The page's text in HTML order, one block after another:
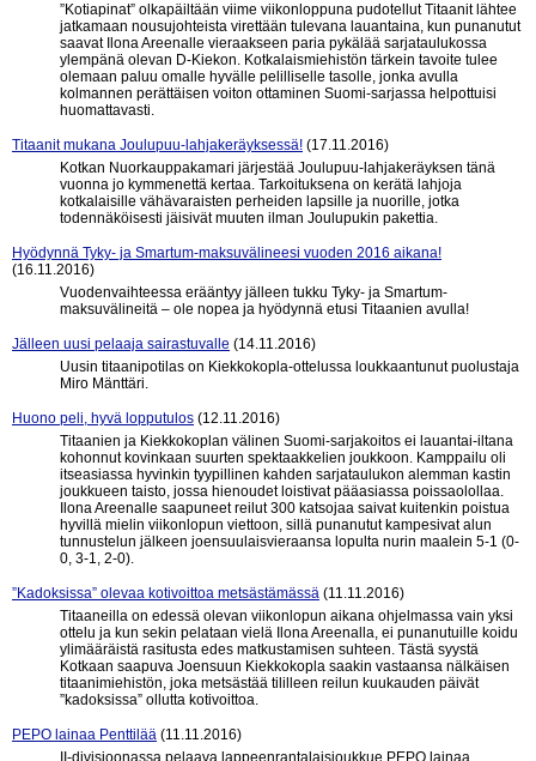
”Kotiapinat” olkapäiltään viime viikonloppuna pudotellut Titaanit lähtee
jatkamaan nousujohteista virettään tulevana lauantaina, kun punanutut
saavat Ilona Areenalle vieraakseen paria pykälää sarjataulukossa
ylempänä olevan D-Kiekon. Kotkalaismiehistön tärkein tavoite tulee
olemaan paluu omalle hyvälle pelilliselle tasolle, jonka avulla
kolmannen perättäisen voiton ottaminen Suomi-sarjassa helpottuisi
huomattavasti.
Titaanit mukana Joulupuu-lahjakeräyksessä! (17.11.2016)
Kotkan Nuorkauppakamari järjestää Joulupuu-lahjakeräyksen tänä
vuonna jo kymmenettä kertaa. Tarkoituksena on kerätä lahjoja
kotkalaisille vähävaraisten perheiden lapsille ja nuorille, jotka
todennäköisesti jäisivät muuten ilman Joulupukin pakettia.
Hyödynnä Tyky- ja Smartum-maksuvälineesi vuoden 2016 aikana!
(16.11.2016)
Vuodenvaihteessa erääntyy jälleen tukku Tyky- ja Smartum-
maksuvälineitä – ole nopea ja hyödynnä etusi Titaanien avulla!
Jälleen uusi pelaaja sairastuvalle (14.11.2016)
Uusin titaanipotilas on Kiekkokopla-ottelussa loukkaantunut puolustaja
Miro Mänttäri.
Huono peli, hyvä lopputulos (12.11.2016)
Titaanien ja Kiekkokoplan välinen Suomi-sarjakoitos ei lauantai-iltana
kohonnut kovinkaan suurten spektaakkelien joukkoon. Kamppailu oli
itseasiassa hyvinkin tyypillinen kahden sarjataulukon alemman kastin
joukkueen taisto, jossa hienoudet loistivat pääasiassa poissaolollaa.
Ilona Areenalle saapuneet reilut 300 katsojaa saivat kuitenkin poistua
hyvillä mielin viikonlopun viettoon, sillä punanutut kampesivat alun
tunnustelun jälkeen joensuulaisvieraansa lopulta nurin maalein 5-1 (0-
0, 3-1, 2-0).
”Kadoksissa” olevaa kotivoittoa metsästämässä (11.11.2016)
Titaaneilla on edessä olevan viikonlopun aikana ohjelmassa vain yksi
ottelu ja kun sekin pelataan vielä Ilona Areenalla, ei punanutuille koidu
ylimääräistä rasitusta edes matkustamisen suhteen. Tästä syystä
Kotkaan saapuva Joensuun Kiekkokopla saakin vastaansa nälkäisen
titaanimiehistön, joka metsästää tililleen reilun kuukauden päivät
”kadoksissa” ollutta kotivoittoa.
PEPO lainaa Penttilää (11.11.2016)
II-divisioonassa pelaava lappeenrantalaisjoukkue PEPO lainaa